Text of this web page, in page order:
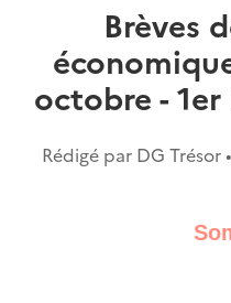
Brèves
octobre -
Rédigé par DG Trésor